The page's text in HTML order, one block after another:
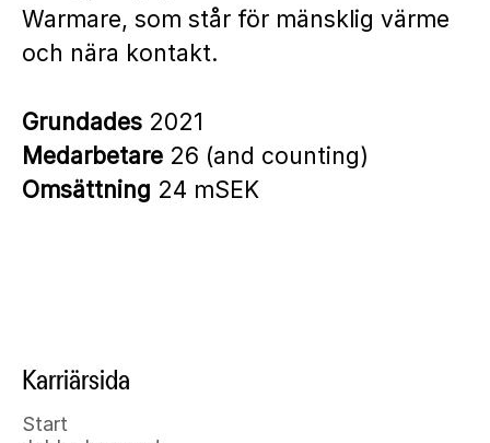
Warmare, som står för mänsklig värme
och nära kontakt.
Grundades 2021
Medarbetare 26 (and counting)
Omsättning 24 mSEK
Karriärsida
Start